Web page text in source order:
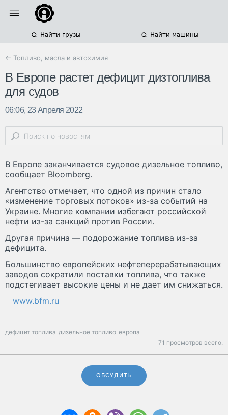
Найти грузы Найти машины
← Топливо, масла и автохимия
В Европе растет дефицит дизтоплива
для судов
06:06, 23 Апреля 2022
В Европе заканчивается судовое дизельное топливо,
сообщает Bloomberg.
Агентство отмечает, что одной из причин стало
«изменение торговых потоков» из-за событий на
Украине. Многие компании избегают российской
нефти из-за санкций против России.
Другая причина — подорожание топлива из-за
дефицита.
Большинство европейских нефтеперерабатывающих
заводов сократили поставки топлива, что также
подстегивает высокие цены и не дает им снижаться.
www.bfm.ru
дефицит топлива дизельное топливо европа
71 просмотров всего.
ОБСУДИТЬ